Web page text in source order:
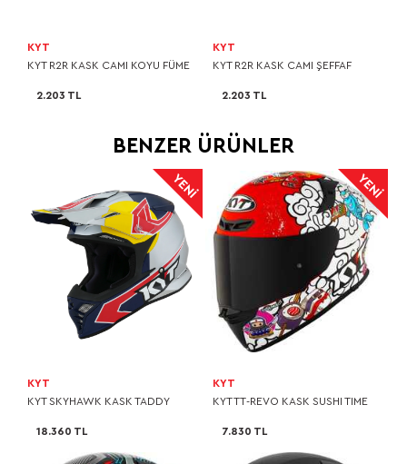
KYT
KYT R2R KASK CAMI KOYU FÜME
2.203 TL
KYT
KYT R2R KASK CAMI ŞEFFAF
2.203 TL
BENZER ÜRÜNLER
KYT
KYT SKYHAWK KASK TADDY
18.360 TL
KYT
KYT TT-REVO KASK SUSHI TIME
7.830 TL